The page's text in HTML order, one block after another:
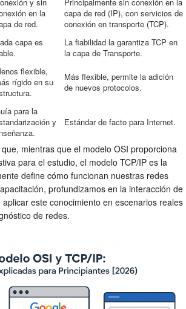
en la
de red.
capa de red (IP), con servicios de
conexión en transporte (TCP).
capa es
La fiabilidad la garantiza TCP en
la capa de Transporte.
flexible,
rígido en su
Más flexible, permite la adición
de nuevos protocolos.
para la
y
Estándar de facto para Internet.
mientras que el modelo OSI proporciona
para el estudio, el modelo TCP/IP es la
define cómo funcionan nuestras redes
profundizamos en la interacción de
este conocimiento en escenarios reales
de redes.